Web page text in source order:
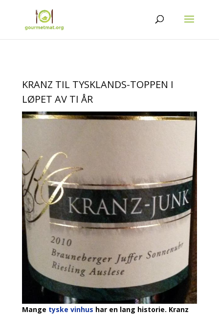
KRANZ TIL TYSKLANDS-TOPPEN I
LØPET AV TI ÅR
Mange tyske vinhus har en lang historie. Kranz